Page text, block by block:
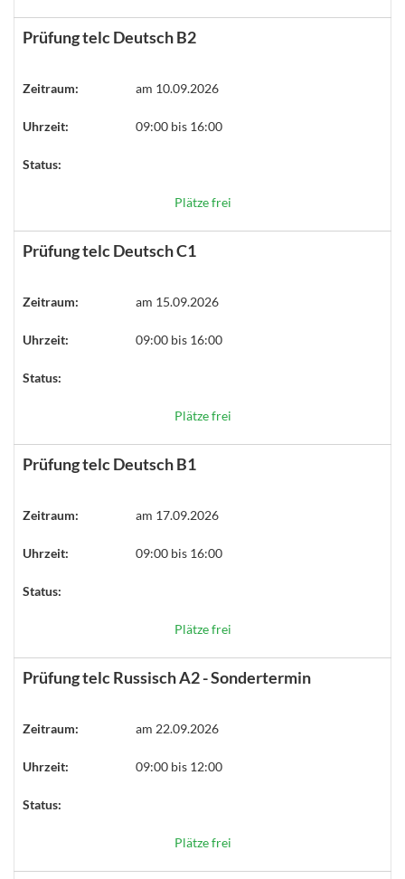
Prüfung telc Deutsch B2
Zeitraum: am 10.09.2026
Uhrzeit: 09:00 bis 16:00
Status:
Plätze frei
Prüfung telc Deutsch C1
Zeitraum: am 15.09.2026
Uhrzeit: 09:00 bis 16:00
Status:
Plätze frei
Prüfung telc Deutsch B1
Zeitraum: am 17.09.2026
Uhrzeit: 09:00 bis 16:00
Status:
Plätze frei
Prüfung telc Russisch A2 - Sondertermin
Zeitraum: am 22.09.2026
Uhrzeit: 09:00 bis 12:00
Status:
Plätze frei